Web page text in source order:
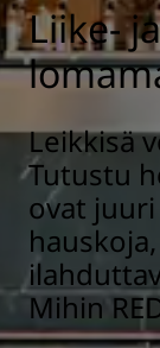
Liike- ja
Leikkisä
Tutustu
ovat
Mihin